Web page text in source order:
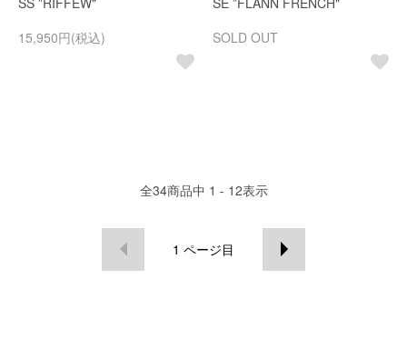
15,950円(税込)
SOLD OUT
全34商品中 1 - 12表示
1 ページ目